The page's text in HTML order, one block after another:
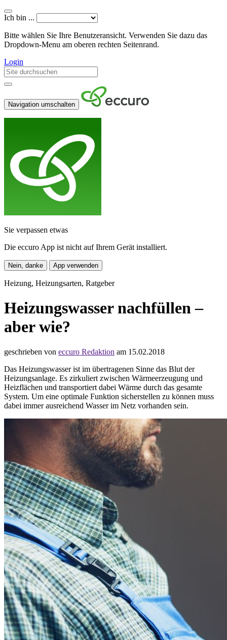
Ich bin ...
Bitte wählen Sie Ihre Benutzeransicht. Verwenden Sie dazu das
Dropdown-Menu am oberen rechten Seitenrand.
Login
Navigation umschalten
Sie verpassen etwas
Die eccuro App ist nicht auf Ihrem Gerät installiert.
Nein, danke App verwenden
Heizung, Heizungsarten, Ratgeber
Heizungswasser nachfüllen –
aber wie?
geschrieben von eccuro Redaktion am 15.02.2018
Das Heizungswasser ist im übertragenen Sinne das Blut der
Heizungsanlage. Es zirkuliert zwischen Wärmeerzeugung und
Heizflächen und transportiert dabei Wärme durch das gesamte
System. Um eine optimale Funktion sicherstellen zu können muss
dabei immer ausreichend Wasser im Netz vorhanden sein.